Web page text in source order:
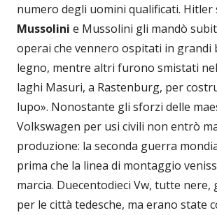
numero degli uomini qualificati. Hitler
Mussolini e Mussolini gli mandò
operai che vennero ospitati in grandi
legno, mentre altri furono smistati
laghi Masuri, a Rastenburg, per
lupo». Nonostante gli sforzi delle
Volkswagen per usi civili non entrò
produzione: la seconda guerra
prima che la linea di montaggio
marcia. Duecentodieci Vw, tutte nere,
per le città tedesche, ma erano state